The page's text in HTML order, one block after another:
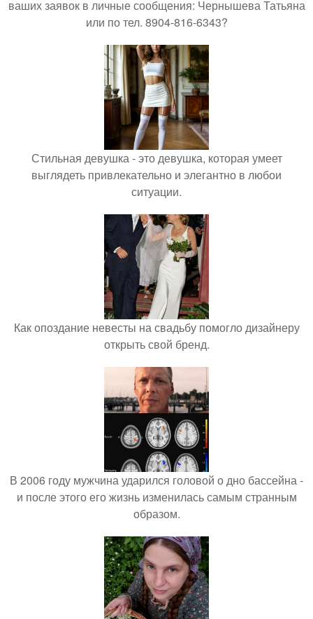
ваших заявок в личные сообщения: Чернышева Татьяна
или по тел. 8904-816-6343?
Стильная девушка - это девушка, которая умеет
выглядеть привлекательно и элегантно в любои
ситуации.
Как опоздание невесты на свадьбу помогло дизайнеру
открыть свой бренд.
В 2006 году мужчина ударился головой о дно бассейна -
и после этого его жизнь изменилась самым странным
образом.